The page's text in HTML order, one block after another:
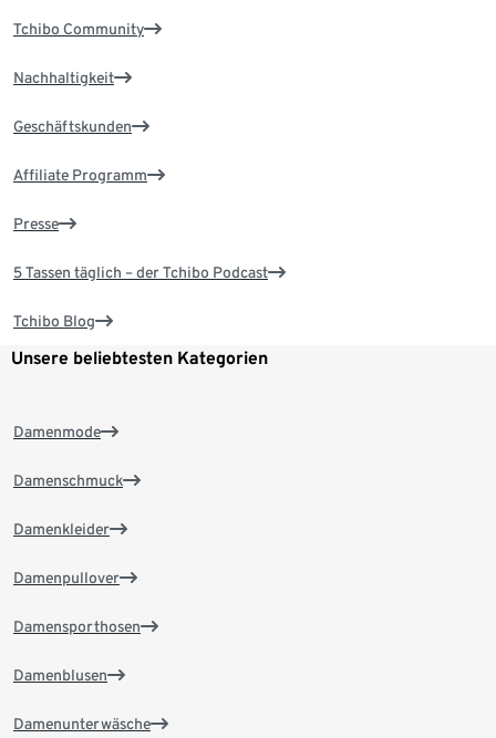
Tchibo Community
Nachhaltigkeit
Geschäftskunden
Affiliate Programm
Presse
5 Tassen täglich – der Tchibo Podcast
Tchibo Blog
Unsere beliebtesten Kategorien
Damenmode
Damenschmuck
Damenkleider
Damenpullover
Damensporthosen
Damenblusen
Damenunterwäsche